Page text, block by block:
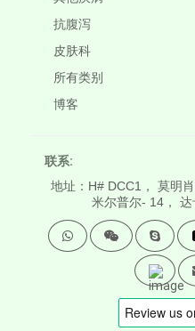
抗腹泻
皮肤科
所有类别
博客
联系:
地址：H# DCC1， 莫明
米尔普尔- 14，